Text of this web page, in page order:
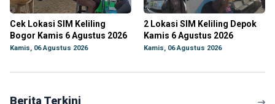
Cek Lokasi SIM Keliling
Bogor Kamis 6 Agustus 2026
Kamis, 06 Agustus 2026
2 Lokasi SIM Keliling Depok
Kamis 6 Agustus 2026
Kamis, 06 Agustus 2026
Berita Terkini